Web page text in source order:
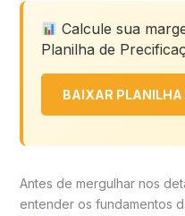
Calcule sua
Planilha de
BAIXAR PLANILHA
Antes de mergulhar nos
entender os fundamentos